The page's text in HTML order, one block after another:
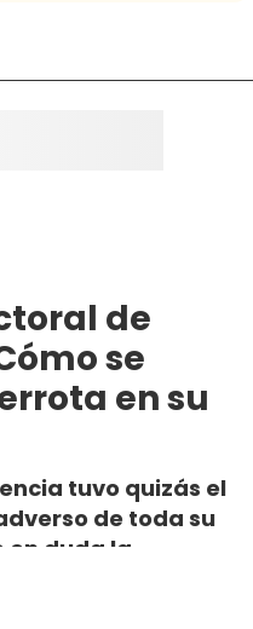
de
se
en su
tuvo quizás el
de toda su
en duda la